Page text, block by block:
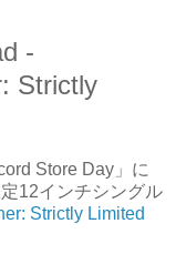
-
Strictly
Store Day」に
12インチシングル
Strictly Limited